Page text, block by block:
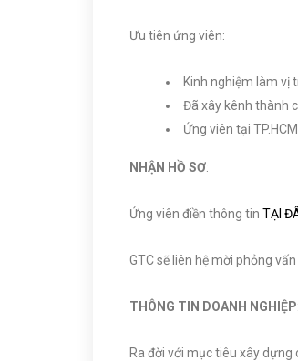
Ưu tiên ứng viên:
Kinh nghiệm làm vị
Đã xây kênh thành
Ứng viên tại
NHẬN HỒ SƠ:
Ứng viên điền thông tin TẠI
GTC sẽ liên hệ mời phỏng
THÔNG TIN DOANH NGHIỆP
Ra đời với mục tiêu xây